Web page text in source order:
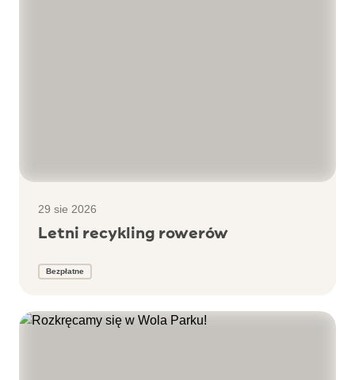
29 sie 2026
Letni recykling rowerów
Bezpłatne